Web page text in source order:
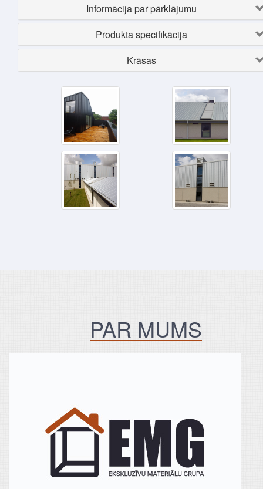
Informācija par pārklājumu
Produkta specifikācija
Krāsas
PAR MUMS